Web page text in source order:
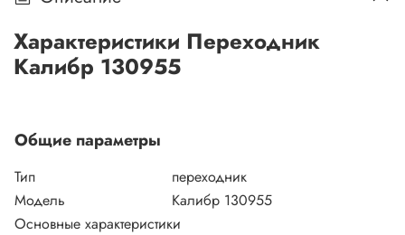
Характеристики Переходник
Калибр 130955
Общие параметры
Тип
переходник
Модель
Калибр 130955
Основные характеристики